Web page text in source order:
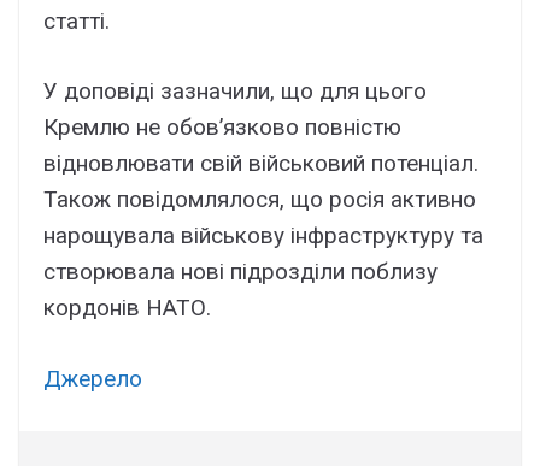
статті.
У доповіді зазначили, що для цього
Кремлю не обов’язково повністю
відновлювати свій військовий потенціал.
Також повідомлялося, що росія активно
нарощувала військову інфраструктуру та
створювала нові підрозділи поблизу
кордонів НАТО.
Джерело